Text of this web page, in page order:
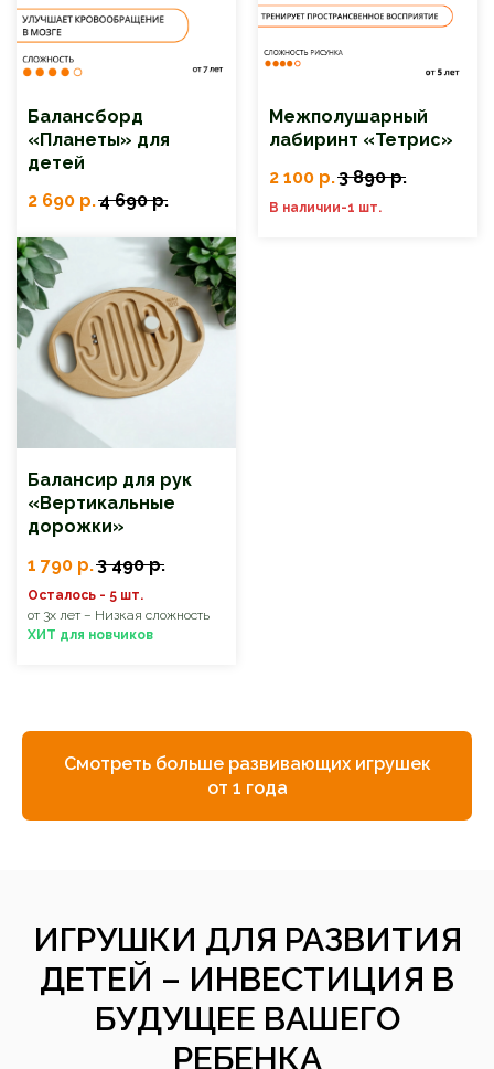
Балансборд
«Планеты» для
детей
2 690 р.4 690 р.
Межполушарный
лабиринт «Тетрис»
2 100 р.3 890 р.
В наличии-1 шт.
Балансир для рук
«Вертикальные
дорожки»
1 790 р.3 490 р.
Осталось - 5 шт.
от 3х лет – Низкая сложность
ХИТ для новчиков
Смотреть больше развивающих игрушек
от 1 года
ИГРУШКИ ДЛЯ РАЗВИТИЯ
ДЕТЕЙ – ИНВЕСТИЦИЯ В
БУДУЩЕЕ ВАШЕГО
РЕБЕНКА